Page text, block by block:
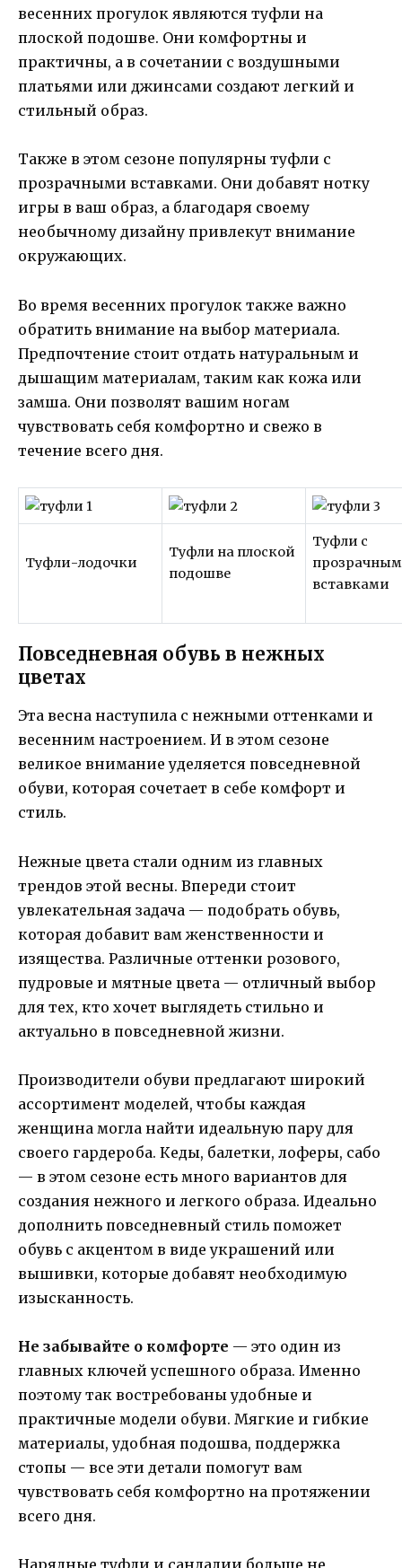
весенних прогулок являются туфли на
плоской подошве. Они комфортны и
практичны, а в сочетании с воздушными
платьями или джинсами создают легкий и
стильный образ.
Также в этом сезоне популярны туфли с
прозрачными вставками. Они добавят нотку
игры в ваш образ, а благодаря своему
необычному дизайну привлекут внимание
окружающих.
Во время весенних прогулок также важно
обратить внимание на выбор материала.
Предпочтение стоит отдать натуральным и
дышащим материалам, таким как кожа или
замша. Они позволят вашим ногам
чувствовать себя комфортно и свежо в
течение всего дня.
Туфли-лодочки
Туфли на плоской
подошве
Туфли с
вставками
Повседневная обувь в нежных
цветах
Эта весна наступила с нежными оттенками и
весенним настроением. И в этом сезоне
великое внимание уделяется повседневной
обуви, которая сочетает в себе комфорт и
стиль.
Нежные цвета стали одним из главных
трендов этой весны. Впереди стоит
увлекательная задача — подобрать обувь,
которая добавит вам женственности и
изящества. Различные оттенки розового,
пудровые и мятные цвета — отличный выбор
для тех, кто хочет выглядеть стильно и
актуально в повседневной жизни.
Производители обуви предлагают широкий
ассортимент моделей, чтобы каждая
женщина могла найти идеальную пару для
своего гардероба. Кеды, балетки, лоферы, сабо
— в этом сезоне есть много вариантов для
создания нежного и легкого образа. Идеально
дополнить повседневный стиль поможет
обувь с акцентом в виде украшений или
вышивки, которые добавят необходимую
изысканность.
Не забывайте о комфорте — это один из
главных ключей успешного образа. Именно
поэтому так востребованы удобные и
практичные модели обуви. Мягкие и гибкие
материалы, удобная подошва, поддержка
стопы — все эти детали помогут вам
чувствовать себя комфортно на протяжении
всего дня.